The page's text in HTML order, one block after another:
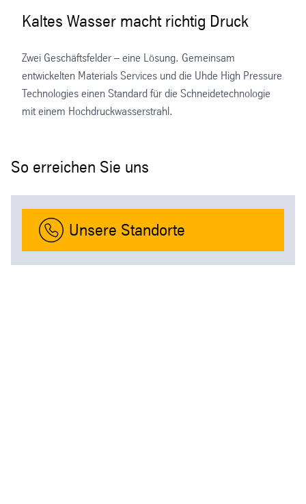
Kaltes Wasser macht richtig Druck
Zwei Geschäftsfelder – eine Lösung. Gemeinsam
entwickelten Materials Services und die Uhde High Pressure
Technologies einen Standard für die Schneidetechnologie
mit einem Hochdruckwasserstrahl.
So erreichen Sie uns
Unsere Standorte